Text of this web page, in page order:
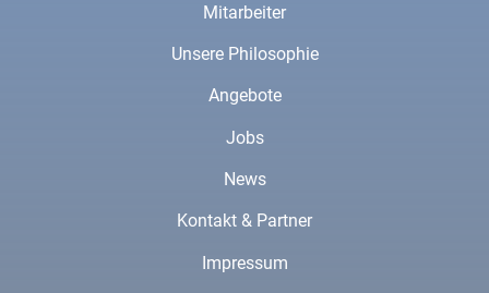
Mitarbeiter
Unsere Philosophie
Angebote
Jobs
News
Kontakt & Partner
Impressum